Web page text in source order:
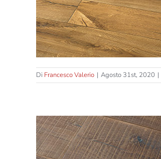
Di Francesco Valerio | Agosto 31st, 2020 |